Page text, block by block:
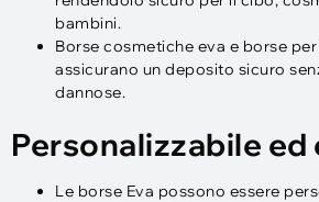
bambini.
Borse cosmetiche eva e borse
assicurano un deposito sicuro
dannose.
Personalizzabile
Le borse Eva possono essere